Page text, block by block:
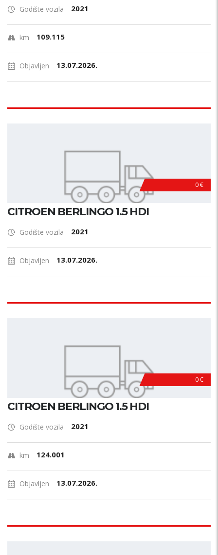
Godište vozila 2021
km 109.115
Objavljen 13.07.2026.
0 €
CITROEN BERLINGO 1.5 HDI
Godište vozila 2021
Objavljen 13.07.2026.
0 €
CITROEN BERLINGO 1.5 HDI
Godište vozila 2021
km 124.001
Objavljen 13.07.2026.